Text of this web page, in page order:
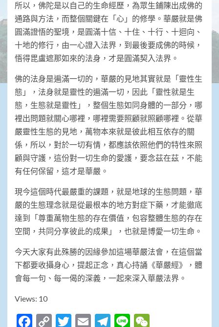
所以，佛陀是以自己的生命經歷，為眾生鋪陳出成佛的
通路與方法，而整個關鍵在「心」的修學。華嚴就是佛
圓滿證悟的聖境，是圓滿十信、十住、十行、十迴向、
十地的修行，由一心證入法界，到最後要成佛的時候，
悟得毘盧遮那如來的法身，才是圓滿契入法界。
佛的法身是遍滿一切的，華嚴的見地其實就是「靈性生
態」，法身就是靈性的遍滿一切，因此「靈性就是生
態，生態就是靈性」，整個生態如同身體的一部分，哪
裡出問題就關心哪裡，哪裡需要照顧就照顧哪裡。從華
嚴靈性生態的見地，萬物本來就是彼此相互依存的關
係，所以，對於一切有情，都應該依照他們的特性來照
顧與守護，這份對一切生命的愛護，要念茲在茲，不能
有任何保留，這才是華嚴。
現今這個時代最嚴重的課題，就是地球的生態問題，華
嚴的生態理念就是從最根本的地方對症下藥，才能徹底
達到「尊重萬物生態的存在價值，包容整體生態的存在
空間，共同分享彼此的成果」，也就是博愛一切生命。
今天大家有此殊勝的因緣參加這場華嚴法會，在這個當
下都要收攝身心，提起正念，真心持誦《華嚴經》，體
會每一句、每一偈的深義，一起來深入華嚴法界。
Views: 10
Facebook
CopyTwitter
EmailTelegram
Line